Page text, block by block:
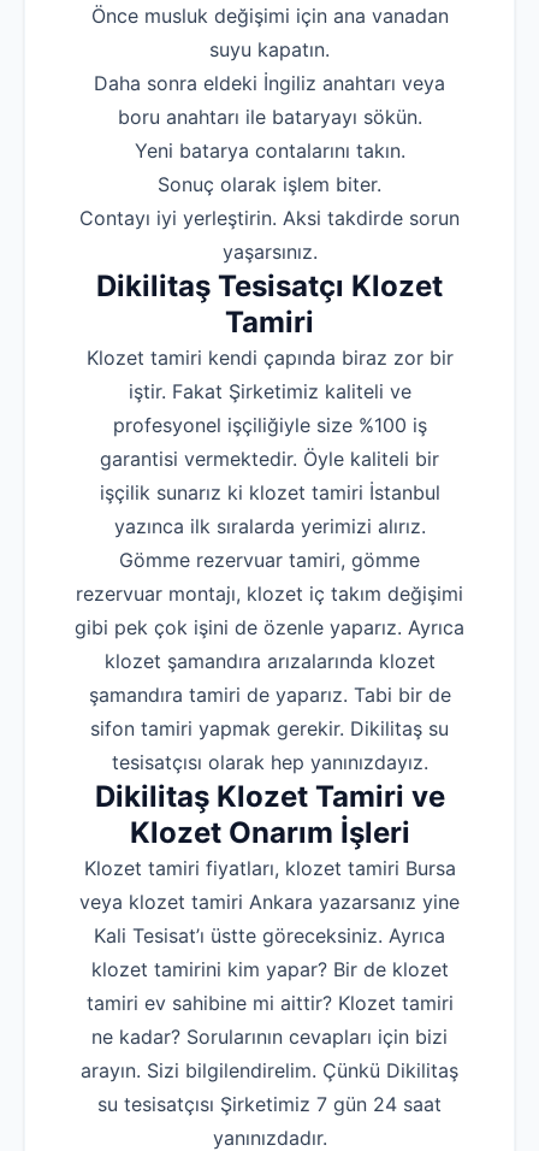
‌Önce musluk değişimi için ana vanadan
suyu kapatın.
‌Daha sonra eldeki İngiliz anahtarı veya
boru anahtarı ile bataryayı sökün.
‌Yeni batarya contalarını takın.
‌Sonuç olarak işlem biter.
‌Contayı iyi yerleştirin. Aksi takdirde sorun
yaşarsınız.
Dikilitaş Tesisatçı Klozet
Tamiri
Klozet tamiri kendi çapında biraz zor bir
iştir. Fakat Şirketimiz kaliteli ve
profesyonel işçiliğiyle size %100 iş
garantisi vermektedir. Öyle kaliteli bir
işçilik sunarız ki klozet tamiri İstanbul
yazınca ilk sıralarda yerimizi alırız.
Gömme rezervuar tamiri, gömme
rezervuar montajı, klozet iç takım değişimi
gibi pek çok işini de özenle yaparız. Ayrıca
klozet şamandıra arızalarında klozet
şamandıra tamiri de yaparız. Tabi bir de
sifon tamiri yapmak gerekir. Dikilitaş su
tesisatçısı olarak hep yanınızdayız.
Dikilitaş Klozet Tamiri ve
Klozet Onarım İşleri
Klozet tamiri fiyatları, klozet tamiri Bursa
veya klozet tamiri Ankara yazarsanız yine
Kali Tesisat’ı üstte göreceksiniz. Ayrıca
klozet tamirini kim yapar? Bir de klozet
tamiri ev sahibine mi aittir? Klozet tamiri
ne kadar? Sorularının cevapları için bizi
arayın. Sizi bilgilendirelim. Çünkü Dikilitaş
su tesisatçısı Şirketimiz 7 gün 24 saat
yanınızdadır.